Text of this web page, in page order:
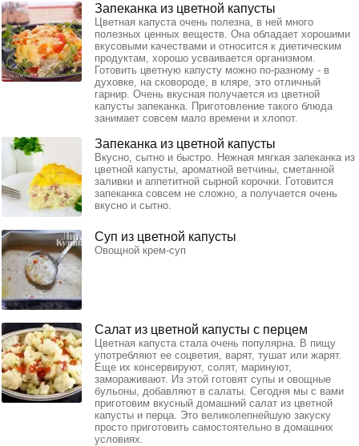
Запеканка из цветной капусты
Цветная капуста очень полезна, в ней много
полезных ценных веществ. Она обладает хорошими
вкусовыми качествами и относится к диетическим
продуктам, хорошо усваивается организмом.
Готовить цветную капусту можно по-разному - в
духовке, на сковороде, в кляре, это отличный
гарнир. Очень вкусная получается из цветной
капусты запеканка. Приготовление такого блюда
занимает совсем мало времени и хлопот.
Запеканка из цветной капусты
Вкусно, сытно и быстро. Нежная мягкая запеканка из
цветной капусты, ароматной ветчины, сметанной
заливки и аппетитной сырной корочки. Готовится
запеканка совсем не сложно, а получается очень
вкусно и сытно.
Суп из цветной капусты
Овощной крем-суп
Салат из цветной капусты с перцем
Цветная капуста стала очень популярна. В пищу
употребляют ее соцветия, варят, тушат или жарят.
Еще их консервируют, солят, маринуют,
замораживают. Из этой готовят супы и овощные
бульоны, добавляют в салаты. Сегодня мы с вами
приготовим вкусный домашний салат из цветной
капусты и перца. Это великолепнейшую закуску
просто приготовить самостоятельно в домашних
условиях.